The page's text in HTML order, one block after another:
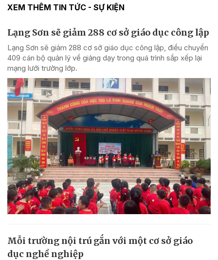
XEM THÊM TIN TỨC - SỰ KIỆN
Lạng Sơn sẽ giảm 288 cơ sở giáo dục công lập
Lạng Sơn sẽ giảm 288 cơ sở giáo dục công lập, điều chuyển
409 cán bộ quản lý về giảng dạy trong quá trình sắp xếp lại
mạng lưới trường lớp.
Mỗi trường nội trú gắn với một cơ sở giáo
dục nghề nghiệp